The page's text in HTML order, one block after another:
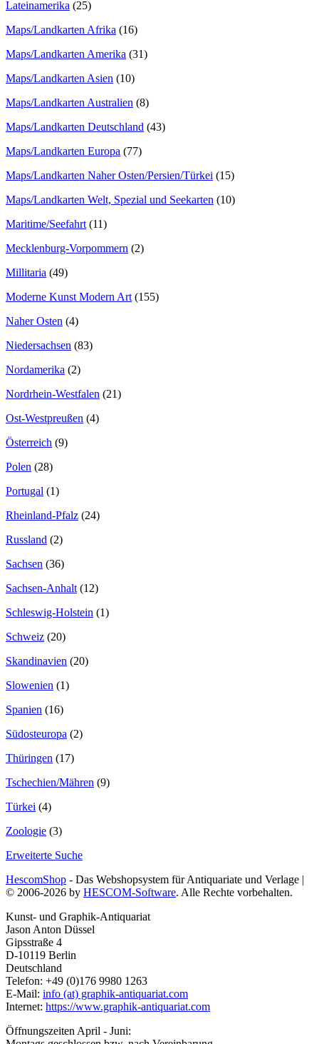
Lateinamerika (25)
Maps/Landkarten Afrika (16)
Maps/Landkarten Amerika (31)
Maps/Landkarten Asien (10)
Maps/Landkarten Australien (8)
Maps/Landkarten Deutschland (43)
Maps/Landkarten Europa (77)
Maps/Landkarten Naher Osten/Persien/Türkei (15)
Maps/Landkarten Welt, Spezial und Seekarten (10)
Maritime/Seefahrt (11)
Mecklenburg-Vorpommern (2)
Millitaria (49)
Moderne Kunst Modern Art (155)
Naher Osten (4)
Niedersachsen (83)
Nordamerika (2)
Nordrhein-Westfalen (21)
Ost-Westpreußen (4)
Österreich (9)
Polen (28)
Portugal (1)
Rheinland-Pfalz (24)
Russland (2)
Sachsen (36)
Sachsen-Anhalt (12)
Schleswig-Holstein (1)
Schweiz (20)
Skandinavien (20)
Slowenien (1)
Spanien (16)
Südosteuropa (2)
Thüringen (17)
Tschechien/Mähren (9)
Türkei (4)
Zoologie (3)
Erweiterte Suche
HescomShop - Das Webshopsystem für Antiquariate und Verlage |
© 2006-2026 by HESCOM-Software. Alle Rechte vorbehalten.
Kunst- und Graphik-Antiquariat
Jason Anton Düssel
Gipsstraße 4
D-10119 Berlin
Deutschland
Telefon: +49 (0)176 9980 1263
E-Mail: info (at) graphik-antiquariat.com
Internet: https://www.graphik-antiquariat.com
Öffnungszeiten April - Juni: